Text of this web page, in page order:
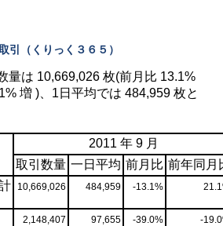
引（くりっく３６５）
量は 10,669,026 枚(前月比 13.1%
増 )、1日平均では 484,959 枚と
2011 年 9 月
取引数量 一日平均 前月比 前年同月
10,669,026 484,959 -13.1%
2,148,407 97,655 -39.0% -